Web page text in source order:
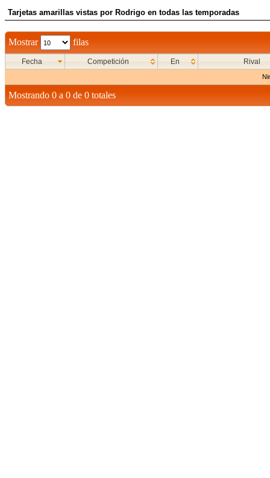
Tarjetas amarillas vistas por Rodrigo en todas las temporadas
Mostrar filas
Fecha Competición En Rival
Mostrando 0 a 0 de 0 totales